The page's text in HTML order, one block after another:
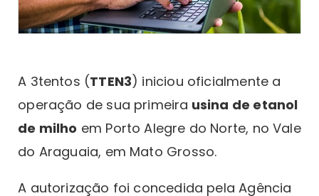
A 3tentos (TTEN3) iniciou oficialmente a
operação de sua primeira usina de etanol
de milho em Porto Alegre do Norte, no Vale
do Araguaia, em Mato Grosso.
A autorização foi concedida pela Agência